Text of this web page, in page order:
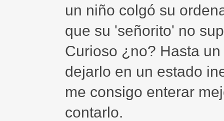
un niño colgó su
que su 'señorito' no
Curioso ¿no? Hasta
dejarlo en un estado
me consigo enterar
contarlo.